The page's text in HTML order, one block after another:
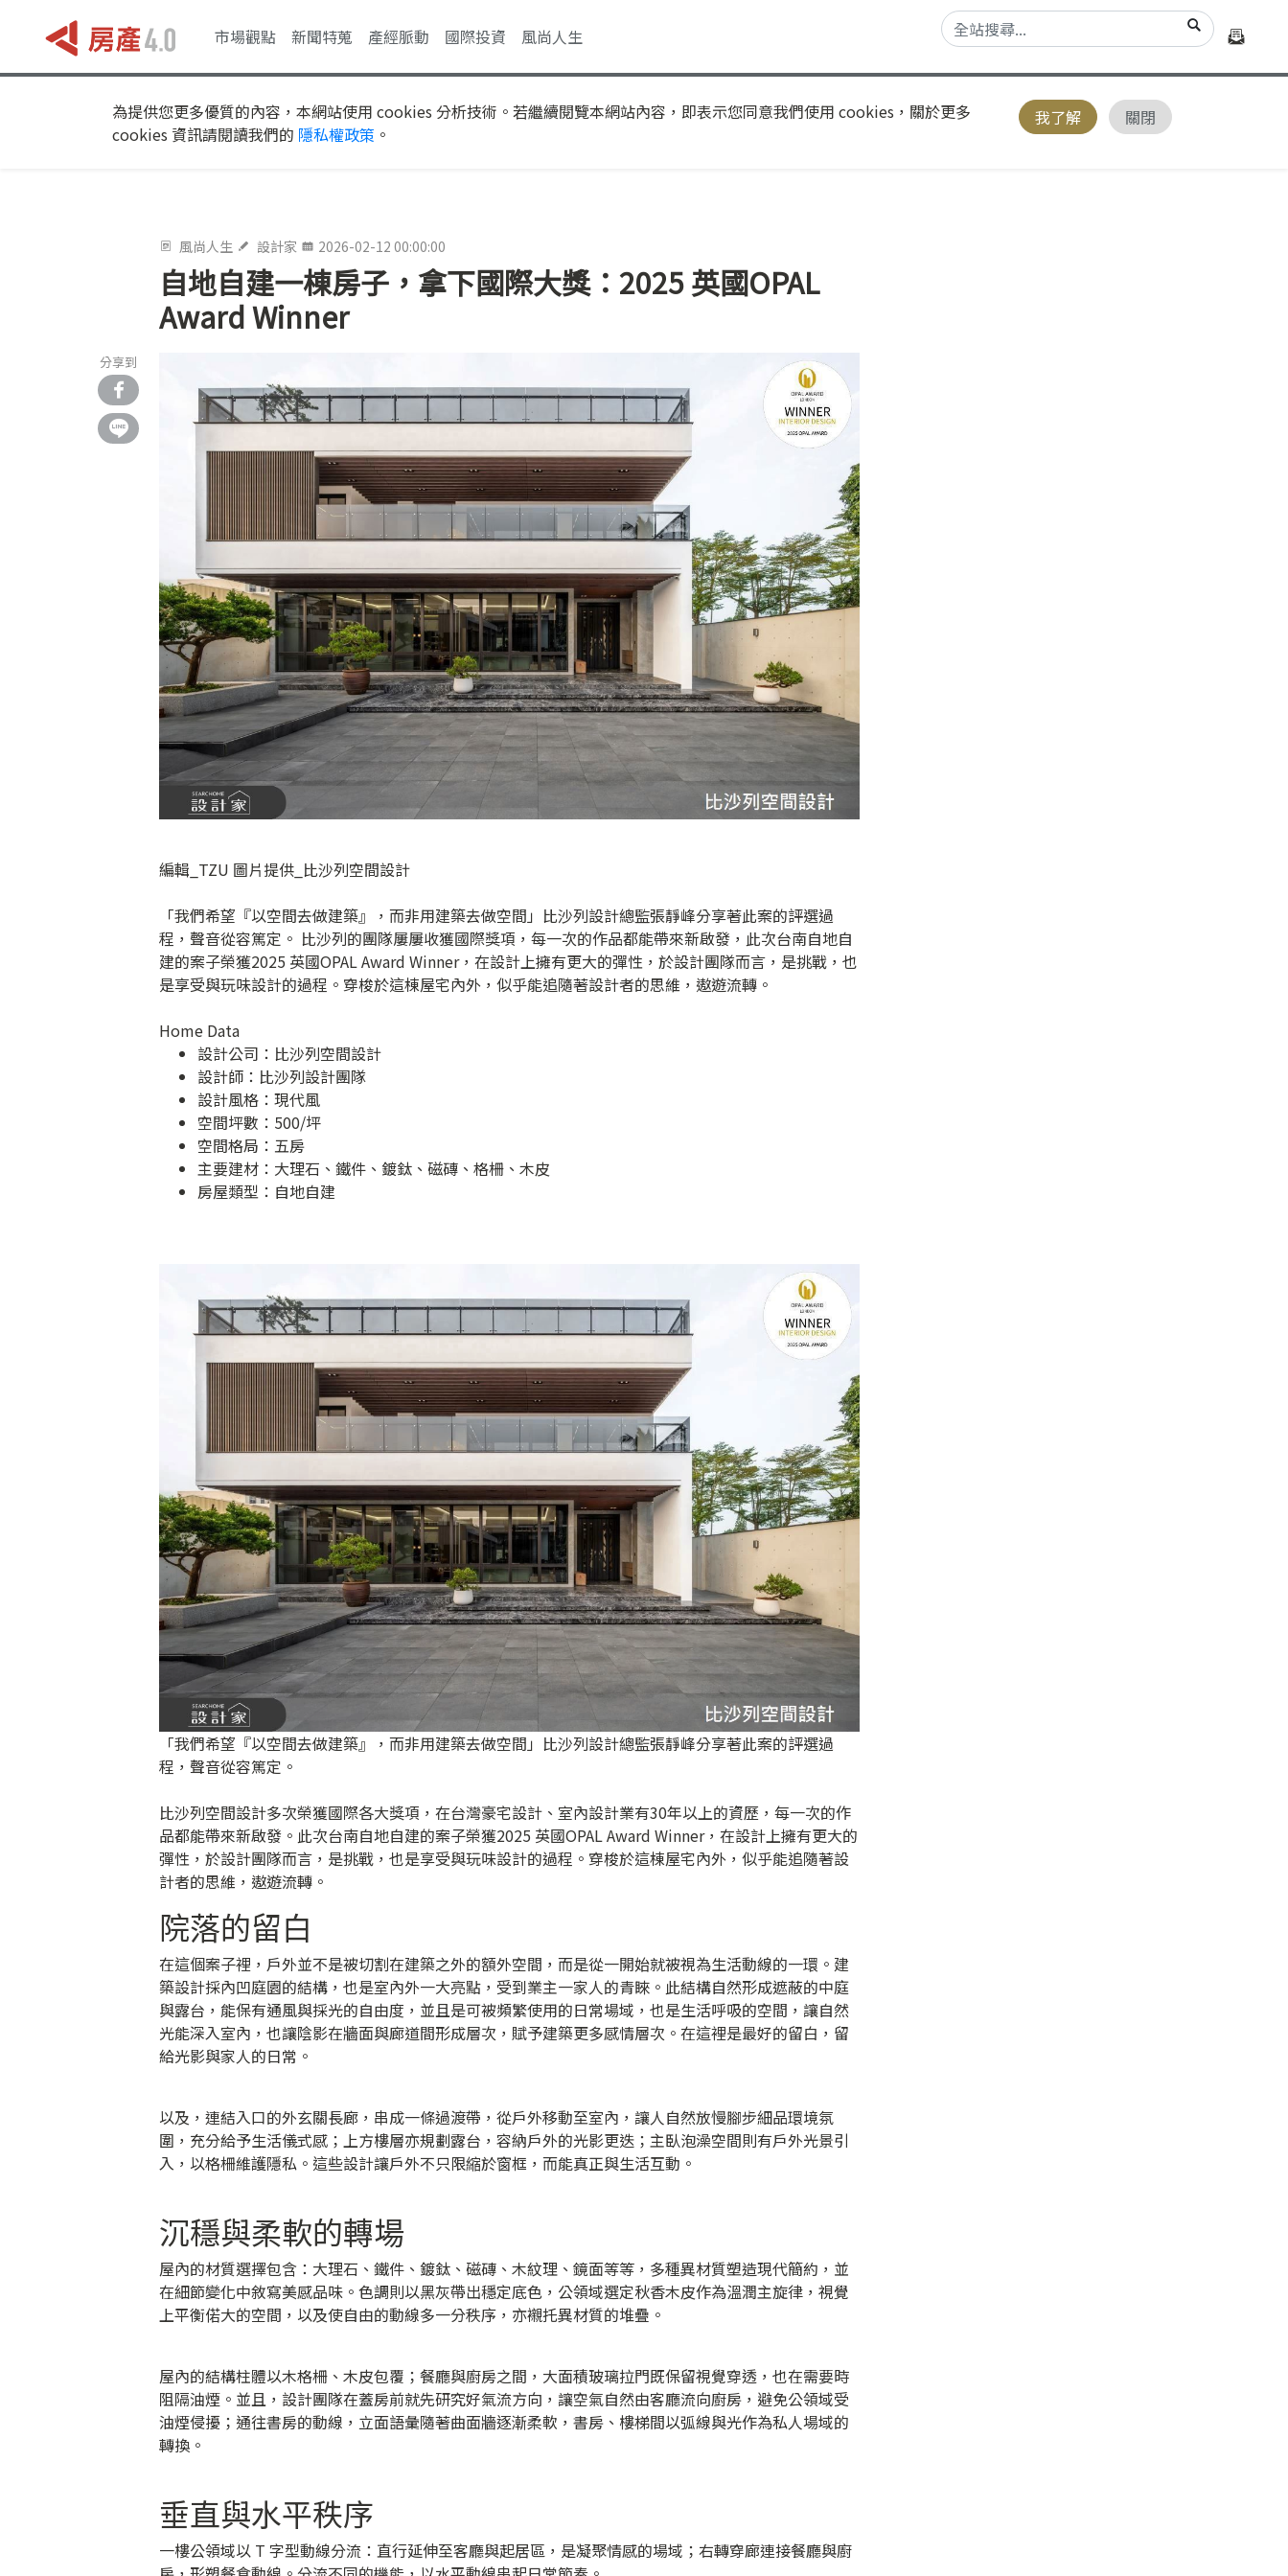
市場觀點 新聞特蒐 產經脈動 國際投資 風尚人生
為提供您更多優質的內容，本網站使用 cookies 分析技術。若繼續閱覽本網站內容，即表示您同意我們使用 cookies，關於更多
cookies 資訊請閱讀我們的 隱私權政策 。
我了解 關閉
風尚人生 設計家 2026-02-12 00:00:00
自地自建一棟房子，拿下國際大獎：2025 英國OPAL
Award Winner
分享到
編輯_TZU 圖片提供_比沙列空間設計
「我們希望『以空間去做建築』，而非用建築去做空間」比沙列設計總監張靜峰分享著此案的評選過
程，聲音從容篤定。 比沙列的團隊屢屢收獲國際獎項，每一次的作品都能帶來新啟發，此次台南自地自
建的案子榮獲2025 英國OPAL Award Winner，在設計上擁有更大的彈性，於設計團隊而言，是挑戰，也
是享受與玩味設計的過程。穿梭於這棟屋宅內外，似乎能追隨著設計者的思維，遨遊流轉。
Home Data
設計公司： 比沙列空間設計
設計師：比沙列設計團隊
設計風格：現代風
空間坪數：500/坪
空間格局：五房
主要建材：大理石、鐵件、鍍鈦、磁磚、格柵、木皮
房屋類型：自地自建
「我們希望『以空間去做建築』，而非用建築去做空間」比沙列設計總監張靜峰分享著此案的評選過
程，聲音從容篤定。
比沙列空間設計多次榮獲國際各大獎項，在台灣豪宅設計、室內設計業有30年以上的資歷，每一次的作
品都能帶來新啟發。此次台南自地自建的案子榮獲2025 英國OPAL Award Winner，在設計上擁有更大的
彈性，於設計團隊而言，是挑戰，也是享受與玩味設計的過程。穿梭於這棟屋宅內外，似乎能追隨著設
計者的思維，遨遊流轉。
院落的留白
在這個案子裡，戶外並不是被切割在建築之外的額外空間，而是從一開始就被視為生活動線的一環。建
築設計採內凹庭園的結構，也是室內外一大亮點，受到業主一家人的青睞。此結構自然形成遮蔽的中庭
與露台，能保有通風與採光的自由度，並且是可被頻繁使用的日常場域，也是生活呼吸的空間，讓自然
光能深入室內，也讓陰影在牆面與廊道間形成層次，賦予建築更多感情層次。在這裡是最好的留白，留
給光影與家人的日常。
以及，連結入口的外玄關長廊，串成一條過渡帶，從戶外移動至室內，讓人自然放慢腳步細品環境氛
圍，充分給予生活儀式感；上方樓層亦規劃露台，容納戶外的光影更迭；主臥泡澡空間則有戶外光景引
入，以格柵維護隱私。這些設計讓戶外不只限縮於窗框，而能真正與生活互動。
沉穩與柔軟的轉場
屋內的材質選擇包含：大理石、鐵件、鍍鈦、磁磚、木紋理、鏡面等等，多種異材質塑造現代簡約，並
在細節變化中敘寫美感品味。色調則以黑灰帶出穩定底色，公領域選定秋香木皮作為溫潤主旋律，視覺
上平衡偌大的空間，以及使自由的動線多一分秩序，亦襯托異材質的堆疊。
屋內的結構柱體以木格柵、木皮包覆；餐廳與廚房之間，大面積玻璃拉門既保留視覺穿透，也在需要時
阻隔油煙。並且，設計團隊在蓋房前就先研究好氣流方向，讓空氣自然由客廳流向廚房，避免公領域受
油煙侵擾；通往書房的動線，立面語彙隨著曲面牆逐漸柔軟，書房、樓梯間以弧線與光作為私人場域的
轉換。
垂直與水平秩序
一樓公領域以 T 字型動線分流：直行延伸至客廳與起居區，是凝聚情感的場域；右轉穿廊連接餐廳與廚